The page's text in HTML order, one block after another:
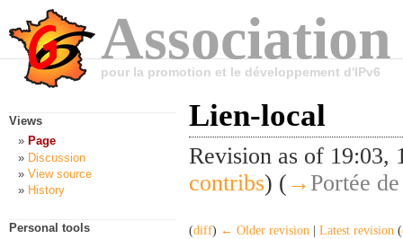
pour la promotion et le développement d'IPv6
Lien-local
Revision as of 19:03,
contribs) ( → Portée
(diff) ← Older revision Latest revision (
Views
Page
Discussion
View source
History
Personal tools